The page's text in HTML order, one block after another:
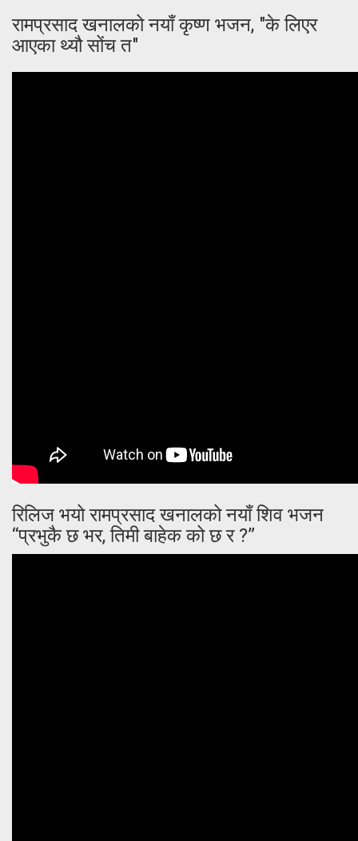
रामप्रसाद खनालको नयाँ कृष्ण भजन, "के लिएर
आएका थ्यौ सोंच त"
रिलिज भयो रामप्रसाद खनालको नयाँ शिव भजन
“प्रभुकै छ भर, तिमी बाहेक को छ र ?”